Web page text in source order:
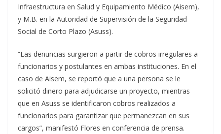
Infraestructura en Salud y Equipamiento Médico (Aisem),
y M.B. en la Autoridad de Supervisión de la Seguridad
Social de Corto Plazo (Asuss).
“Las denuncias surgieron a partir de cobros irregulares a
funcionarios y postulantes en ambas instituciones. En el
caso de Aisem, se reportó que a una persona se le
solicitó dinero para adjudicarse un proyecto, mientras
que en Asuss se identificaron cobros realizados a
funcionarios para garantizar que permanezcan en sus
cargos”, manifestó Flores en conferencia de prensa.